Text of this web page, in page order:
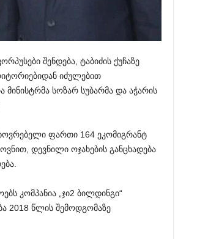
შენდება, ტაბიძის ქუჩაზე
იძულებით
სოზარ სუბარმა და აჭარის
ფართი 164 ეკომიგრანტ
დევნილი ოჯახების განცხადება
კომპანია „ჯი2 ბილდინგი“
2018 წლის შემოდგომაზე